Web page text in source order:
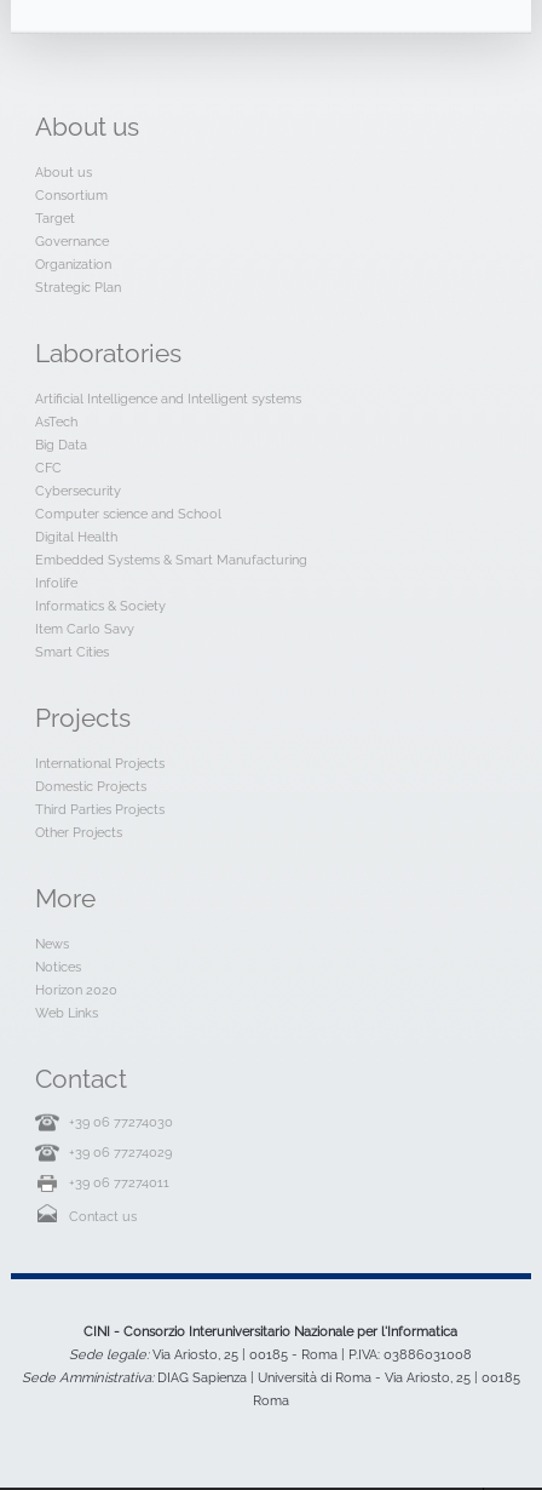
About us
About us
Consortium
Target
Governance
Organization
Strategic Plan
Laboratories
Artificial Intelligence and Intelligent systems
AsTech
Big Data
CFC
Cybersecurity
Computer science and School
Digital Health
Embedded Systems & Smart Manufacturing
Infolife
Informatics & Society
Item Carlo Savy
Smart Cities
Projects
International Projects
Domestic Projects
Third Parties Projects
Other Projects
More
News
Notices
Horizon 2020
Web Links
Contact
+39 06 77274030
+39 06 77274029
+39 06 77274011
Contact us
CINI - Consorzio Interuniversitario Nazionale per l'Informatica
Sede legale:Via Ariosto, 25 | 00185 - Roma | P.IVA: 03886031008
Sede Amministrativa:DIAG Sapienza | Università di Roma - Via Ariosto, 25 | 00185
Roma